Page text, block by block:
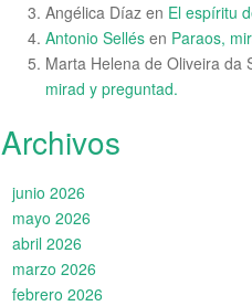
Angélica Díaz en El espíritu
Antonio Sellés en Paraos,
Marta Helena de Oliveira da
mirad y preguntad.
Archivos
junio 2026
mayo 2026
abril 2026
marzo 2026
febrero 2026